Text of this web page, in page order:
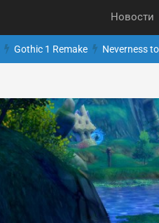
Новости
Gothic 1 Remake Neverness